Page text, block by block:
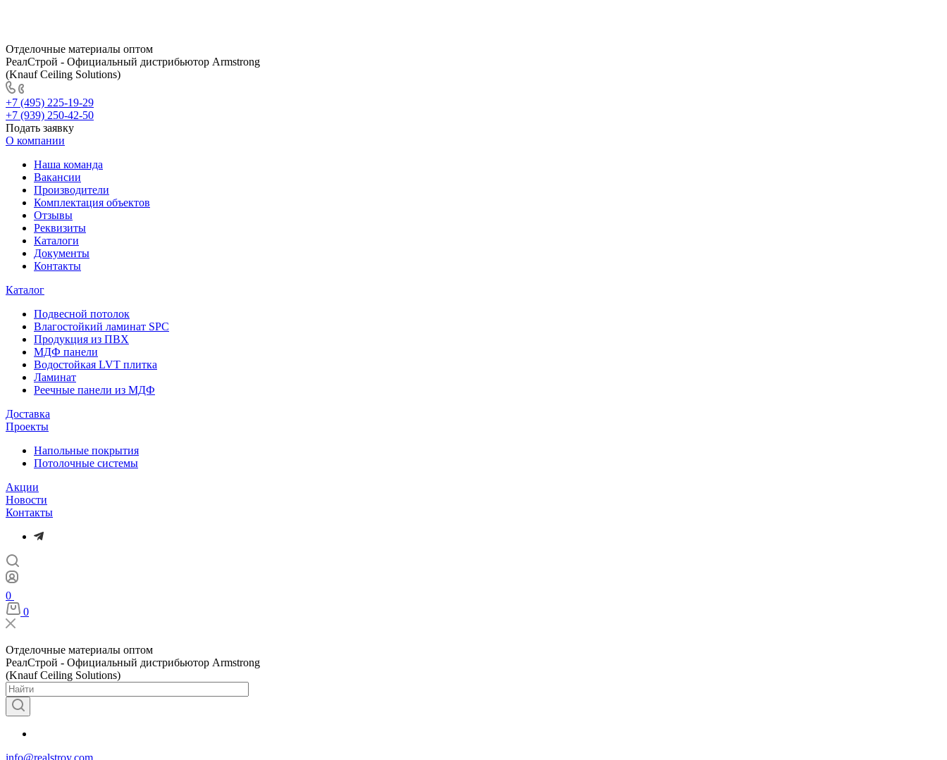
Отделочные материалы оптом
РеалСтрой - Официальный дистрибьютор Armstrong
(Knauf Ceiling Solutions)
+7 (495) 225-19-29
+7 (939) 250-42-50
Подать заявку
О компании
Наша команда
Вакансии
Производители
Комплектация объектов
Отзывы
Реквизиты
Каталоги
Документы
Контакты
Каталог
Подвесной потолок
Влагостойкий ламинат SPC
Продукция из ПВХ
МДФ панели
Водостойкая LVT плитка
Ламинат
Реечные панели из МДФ
Доставка
Проекты
Напольные покрытия
Потолочные системы
Акции
Новости
Контакты
0
0
Отделочные материалы оптом
РеалСтрой - Официальный дистрибьютор Armstrong
(Knauf Ceiling Solutions)
info@realstroy.com